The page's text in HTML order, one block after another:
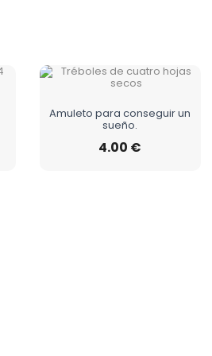
Amuleto para conseguir un
sueño.
4.00 €